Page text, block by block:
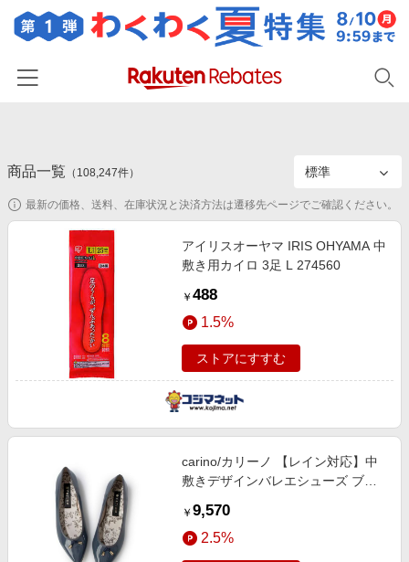
カテゴリー一覧
百貨店・総合ECモール
ファッション・インナー・小物
食品・スイーツ・お酒
日用品・キッチン用品
コスメ・健康・医薬品
キッズ・ベビー用品
家電・PC・スマホ・カメラ
インテリア・寝具
ペット・花・DIY・車
旅行・レジャー・ホテル予約
イベント一覧
リーベイツ注目ストア
初回購入者限定特典
対象ストア新規限定特典
新着ストアのご紹介
電子書籍特集
楽天サービス特集
お中元特集2026
わくわく夏特集
とことん買い物チャレンジ
ヘルプ
友達紹介
楽天IDでログイン/会員登録
商品一覧 （ 108,247件）
最新の価格、送料、在庫状況と決済方法は遷移先ページでご確認ください。
アイリスオーヤマ IRIS OHYAMA 中
敷き用カイロ 3足 L 274560
￥ 488
1.5%
ストアにすすむ
carino/カリーノ 【レイン対応】中
敷きデザインバレエシューズ ブル
￥ 9,570
2.5%